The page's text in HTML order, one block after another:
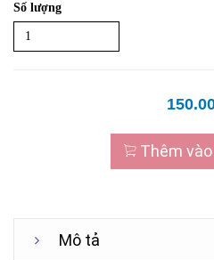
Số lượng
Thêm vào
Mô tả